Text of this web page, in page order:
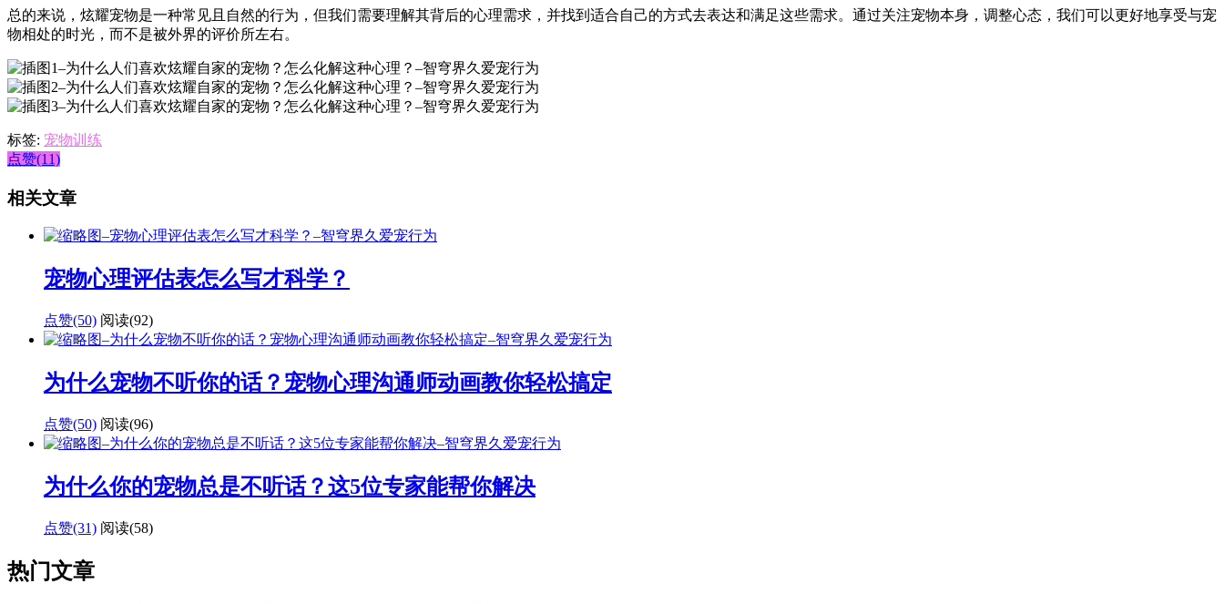
总的来说，炫耀宠物是一种常见且自然的行为，但我们需要理解其背后的心理需求，并找到适合自己的方式去表达和满足这些需求。通过关注宠物本身，调整心态，我们可以更好地享受与宠
物相处的时光，而不是被外界的评价所左右。
标签: 宠物训练
点赞(11)
相关文章
宠物心理评估表怎么写才科学？
点赞(50) 阅读(92)
为什么宠物不听你的话？宠物心理沟通师动画教你轻松搞定
点赞(50) 阅读(96)
为什么你的宠物总是不听话？这5位专家能帮你解决
点赞(31) 阅读(58)
热门文章